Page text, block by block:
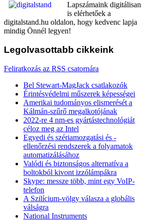
Lapszámaink digitálisan
is elérhetőek a
digitalstand.hu oldalon, hogy kedvenc lapja
mindig Önnél legyen!
Legolvasottabb cikkeink
Feliratkozás az RSS csatornára
Bel Stewart-MagJack csatlakozók
Érintésvédelmi műszerek képességei
Amerikai tudományos elismerését a
Kálmán-szűrő megalkotójának
2022-re 4 nm-es gyártástechnológiát
céloz meg az Intel
Egyedi és szériamozgatási és -
ellenőrzési rendszerek a folyamatok
automatizálásához
Valódi és biztonságos alternatíva a
boltokból kivont izzólámpákra
Skype: messze több, mint egy VoIP-
telefon
A Szilícium-völgy válasza a globális
válságra
National Instruments